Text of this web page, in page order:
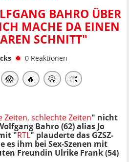
BAHRO ÜBER
MACHE DA EINEN
SCHNITT"
0 Reaktionen
😱 🔥 😥 👏
Zeiten, schlechte Zeiten" nicht
Bahro (62) alias Jo
"RTL" plauderte das GZSZ-
es ihm bei Sex-Szenen mit
Freundin Ulrike Frank (54)